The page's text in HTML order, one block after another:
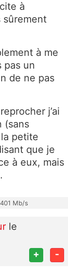
à
sûrement
à me
pas un
de ne pas
j’ai
(sans
petite
que je
à eux, mais
401 Mb/s
le
+ -